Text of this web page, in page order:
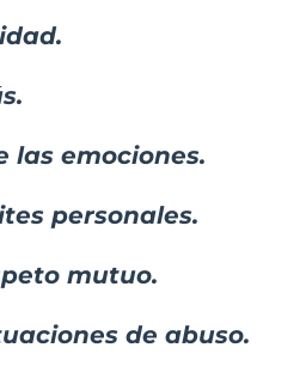
las emociones.
personales.
mutuo.
de abuso.